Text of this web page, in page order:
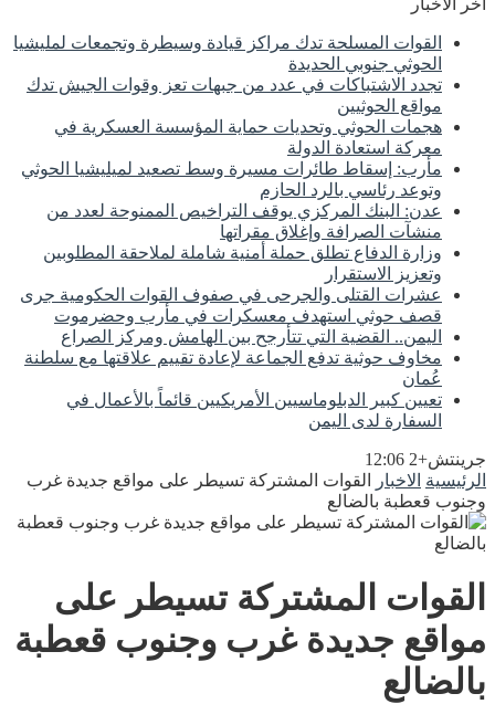
أخر الأخبار
القوات المسلحة تدك مراكز قيادة وسيطرة وتجمعات لمليشيا
الحوثي جنوبي الحديدة
تجدد الاشتباكات في عدد من جبهات تعز وقوات الجيش تدك
مواقع الحوثيين
هجمات الحوثي وتحديات حماية المؤسسة العسكرية في
معركة استعادة الدولة
مأرب: إسقاط طائرات مسيرة وسط تصعيد لميليشيا الحوثي
وتوعد رئاسي بالرد الحازم
عدن: البنك المركزي يوقف التراخيص الممنوحة لعدد من
منشآت الصرافة وإغلاق مقراتها
وزارة الدفاع تطلق حملة أمنية شاملة لملاحقة المطلوبين
وتعزيز الاستقرار
عشرات القتلى والجرحى في صفوف القوات الحكومية جرى
قصف حوثي استهدف معسكرات في مأرب وحضرموت
اليمن.. القضية التي تتأرجح بين الهامش ومركز الصراع
مخاوف حوثية تدفع الجماعة لإعادة تقييم علاقتها مع سلطنة
عُمان
تعيين كبير الدبلوماسيين الأمريكيين قائماً بالأعمال في
السفارة لدى اليمن
جرينتش+2 12:06
الرئيسية الاخبار
القوات المشتركة تسيطر على مواقع جديدة غرب
وجنوب قعطبة بالضالع
القوات المشتركة تسيطر على
مواقع جديدة غرب وجنوب قعطبة
بالضالع